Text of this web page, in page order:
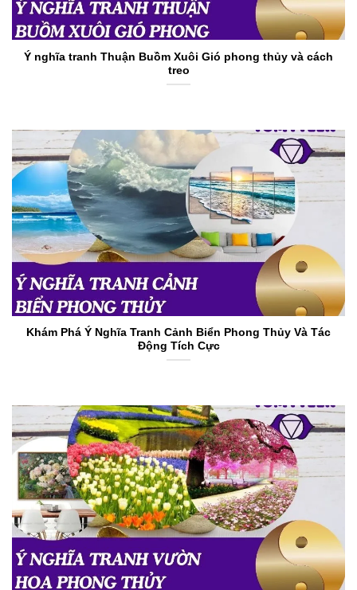
Ý nghĩa tranh Thuận Buồm Xuôi Gió phong thủy và cách
treo
Khám Phá Ý Nghĩa Tranh Cảnh Biển Phong Thủy Và Tác
Động Tích Cực